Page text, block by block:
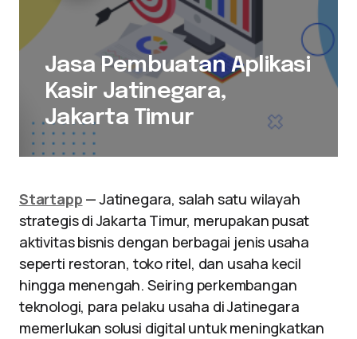
Jasa Pembuatan Aplikasi
Kasir Jatinegara,
Jakarta Timur
Startapp — Jatinegara, salah satu wilayah
strategis di Jakarta Timur, merupakan pusat
aktivitas bisnis dengan berbagai jenis usaha
seperti restoran, toko ritel, dan usaha kecil
hingga menengah. Seiring perkembangan
teknologi, para pelaku usaha di Jatinegara
memerlukan solusi digital untuk meningkatkan